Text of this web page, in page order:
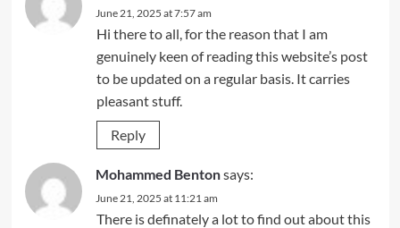
June 21, 2025 at 7:57 am
Hi there to all, for the reason that I am
genuinely keen of reading this website’s post
to be updated on a regular basis. It carries
pleasant stuff.
Reply
Mohammed Bentonsays:
June 21, 2025 at 11:21 am
There is definately a lot to find out about this